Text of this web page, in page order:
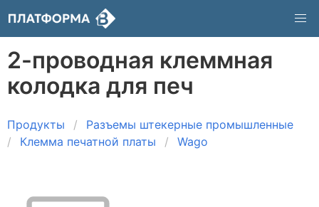
2-проводная клеммная
колодка для печ
Продукты
Разъемы штекерные промышленные
Клемма печатной платы
Wago